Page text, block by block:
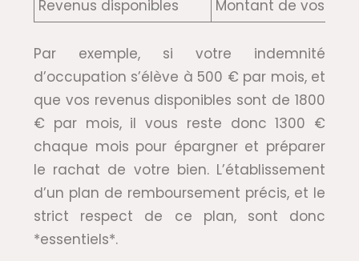
Revenus disponibles Montant de vos
Par exemple, si votre indemnité
d’occupation s’élève à 500 € par mois, et
que vos revenus disponibles sont de 1800
€ par mois, il vous reste donc 1300 €
chaque mois pour épargner et préparer
le rachat de votre bien. L’établissement
d’un plan de remboursement précis, et le
strict respect de ce plan, sont donc
*essentiels*.